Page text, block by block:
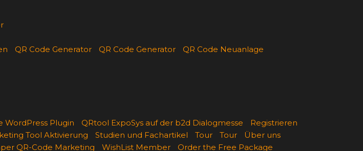
QR Code Generator QR Code Generator
QR Code Neuanlage
WordPress Plugin QRtool ExpoSys auf der b2d Dialogmesse
Registrieren
Tool Aktivierung Studien und Fachartikel Tour Tour
Über uns
QR-Code Marketing WishList Member Order the Free Package